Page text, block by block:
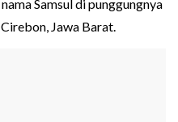
Samsul di punggungnya
Jawa Barat.